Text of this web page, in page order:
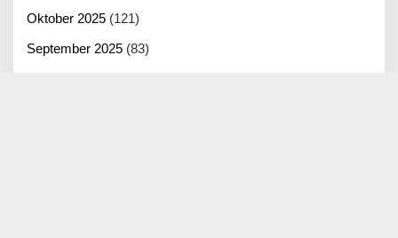
Oktober 2025 (121)
September 2025 (83)